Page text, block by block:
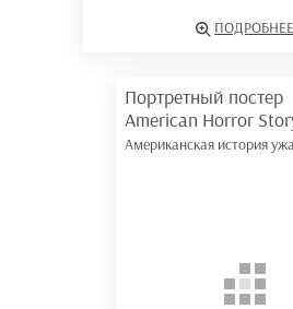
ПОДРОБНЕЕ
Портретный постер
American Horror
Американская история